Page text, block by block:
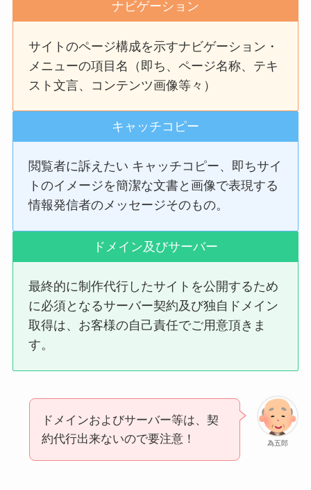
ナビゲーション
サイトのページ構成を示すナビゲーション・
メニューの項目名（即ち、ページ名称、テキ
スト文言、コンテンツ画像等々）
キャッチコピー
閲覧者に訴えたい キャッチコピー、即ちサイ
トのイメージを簡潔な文書と画像で表現する
情報発信者のメッセージそのもの。
ドメイン及びサーバー
最終的に制作代行したサイトを公開するため
に必須となるサーバー契約及び独自ドメイン
取得は、お客様の自己責任でご用意頂きま
す。
為五郎
ドメインおよびサーバー等は、契
約代行出来ないので要注意！